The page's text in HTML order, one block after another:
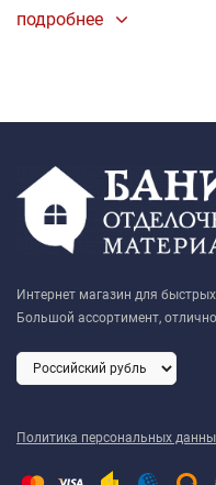
содержит в себе смол,
создает ощущение
него натуральный шарм.
подробнее
Интернет магазин для
Большой ассортимент,
Политика персональных